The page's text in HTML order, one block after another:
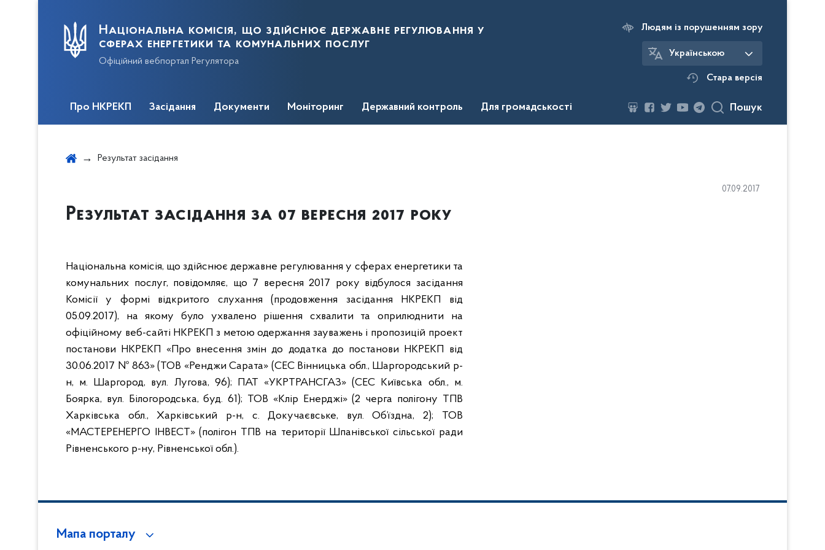
Національна комісія, що здійснює державне регулювання у
сферах енергетики та комунальних послуг
Офіційний вебпортал Регулятора
Людям із порушенням зору
Українською
Стара версія
Про НКРЕКП Засідання Документи Моніторинг Державний контроль Для громадськості Пошук
Результат засідання
07.09.2017
Результат засідання за 07 вересня 2017 року
Національна комісія, що здійснює державне регулювання у сферах енергетики та
комунальних послуг, повідомляє, що 7 вересня 2017 року відбулося засідання
Комісії у формі відкритого слухання (продовження засідання НКРЕКП від
05.09.2017), на якому було ухвалено рішення схвалити та оприлюднити на
офіційному веб-сайті НКРЕКП з метою одержання зауважень і пропозицій проект
постанови НКРЕКП «Про внесення змін до додатка до постанови НКРЕКП від
30.06.2017 № 863» (ТОВ «Ренджи Сарата» (СЕС Вінницька обл., Шаргородський р-
н, м. Шаргород, вул. Лугова, 96); ПАТ «УКРТРАНСГАЗ» (СЕС Київська обл., м.
Боярка, вул. Білогородська, буд. 61); ТОВ «Клір Енерджі» (2 черга полігону ТПВ
Харківська обл., Харківський р-н, с. Докучаєвське, вул. Об’їздна, 2); ТОВ
«МАСТЕРЕНЕРГО ІНВЕСТ» (полігон ТПВ на території Шпанівської сільської ради
Рівненського р-ну, Рівненської обл.).
Мапа порталу